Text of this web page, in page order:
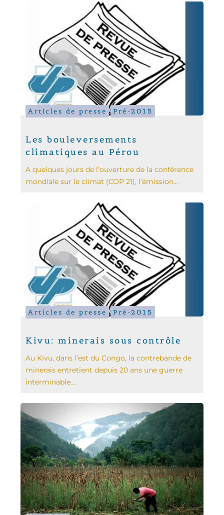
Articles de presse Pré-2015
Les bouleversements
climatiques au Pérou
A quelques jours de l’ouverture de la conférence
mondiale sur le climat (COP 21), l’émission...
Articles de presse Pré-2015
Kivu: minerais sous contrôle
Au Kivu, dans l’est du Congo, la contrebande de
minerais entretient depuis 20 ans une guerre
interminable....